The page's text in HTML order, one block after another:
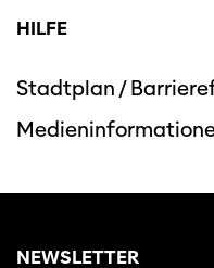
HILFE
Stadtplan /
NEWSLETTER